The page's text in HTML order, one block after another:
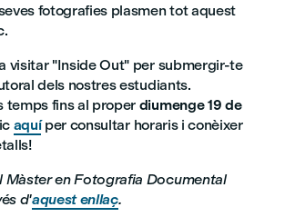
fotografies plasmen tot aquest
visitar "Inside Out" per submergir-te
dels nostres estudiants.
temps fins al proper diumenge 19 de
aquíper consultar horaris i conèixer
Màster en Fotografia Documental
d'aquest enllaç.